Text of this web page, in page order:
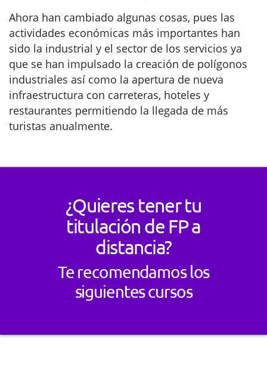
Ahora han cambiado algunas cosas, pues las
actividades económicas más importantes han
sido la industrial y el sector de los servicios ya
que se han impulsado la creación de polígonos
industriales así como la apertura de nueva
infraestructura con carreteras, hoteles y
restaurantes permitiendo la llegada de más
turistas anualmente.
¿Quieres tener tu
titulación de FP a
distancia?
Te recomendamos los
siguientes cursos